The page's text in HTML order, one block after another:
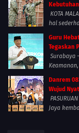
KOTA
hal
Guru
Tegaskan
Surabaya
Danrem
Wujud
Jaya